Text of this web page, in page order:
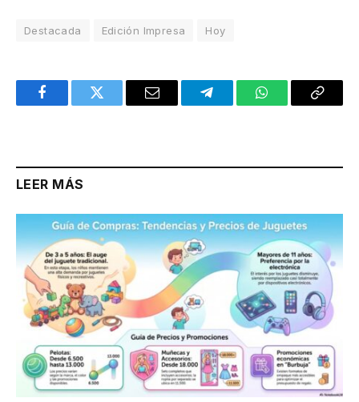
Destacada Edición Impresa Hoy
FacebookTwitter Email TelegramWhatsAppCopy
LEER MÁS